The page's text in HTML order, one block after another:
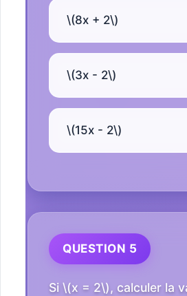
\(8x + 2\)
\(3x - 2\)
\(15x - 2\)
QUESTION 5
Si \(x = 2\), calculer la